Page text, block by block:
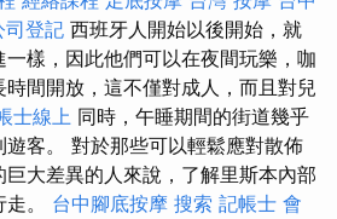
司登記 西班牙人開始以後開始，就
樣，因此他們可以在夜間玩樂，咖
間開放，這不僅對成人，而且對兒
士線上 同時，午睡期間的街道幾乎
客。 對於那些可以輕鬆應對散佈
大差異的人來說，了解里斯本內部
。 台中腳底按摩 搜索 記帳士 會